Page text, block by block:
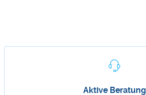
Aktive Beratung